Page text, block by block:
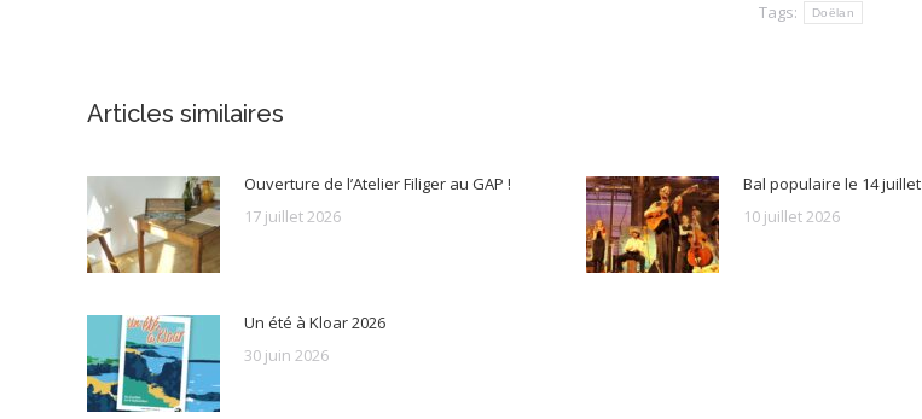
Tags:
Doëlan
Articles similaires
Ouverture de l’Atelier Filiger au GAP !
17 juillet 2026
Bal populaire le 14 juillet
10 juillet 2026
Un été à Kloar 2026
30 juin 2026